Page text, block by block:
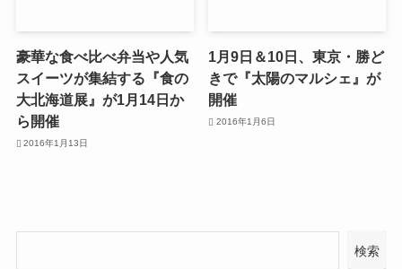
豪華な食べ比べ弁当や人気
スイーツが集結する『食の
大北海道展』が1月14日か
ら開催
2016年1月13日
1月9日＆10日、東京・勝ど
きで『太陽のマルシェ』が
開催
2016年1月6日
検索